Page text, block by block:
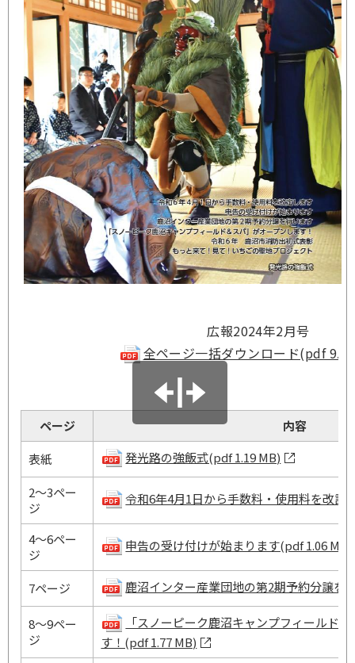
広報2024年2月号
全ページ一括ダウンロード(pdf
ページ
内容
表紙
発光路の強飯式(pdf 1.19 MB)
2～3ペー
ジ
令和6年4月1日から手数料・使用料を改訂
4～6ペー
ジ
申告の受け付けが始まります(pdf 1.06 MB)
7ページ 鹿沼インター産業団地の第2期予約分譲を
8～9ペー
ジ
「スノーピーク鹿沼キャンプフィールド
す！(pdf 1.77 MB)